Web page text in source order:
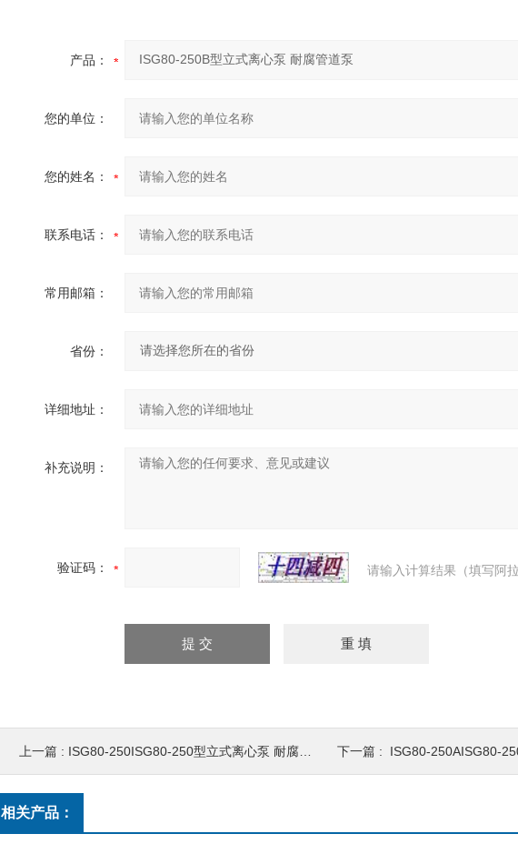
产品：
您的单位：
您的姓名：
联系电话：
常用邮箱：
省份：
详细地址：
补充说明：
验证码： 请输入计算结果（填写阿
上一篇 : ISG80-250ISG80-250型立式离心泵 耐腐管道泵 下一篇 : ISG80-250AISG80-250A
相关产品：